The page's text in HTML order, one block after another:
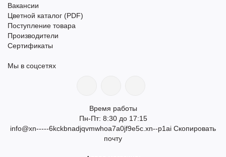
Вакансии
Цветной каталог (PDF)
Поступление товара
Производители
Сертификаты
Мы в соцсетях
Время работы
Пн-Пт: 8:30 до 17:15
info@xn-----6kckbnadjqvmwhoa7a0jf9e5c.xn--p1ai Скопировать
почту